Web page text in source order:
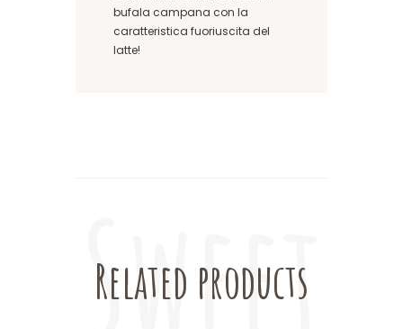
bufala campana con la
caratteristica fuoriuscita del
latte!
Related products